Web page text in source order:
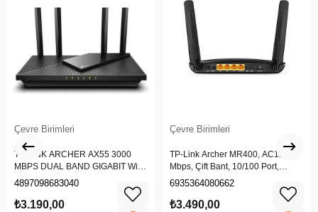
Çevre Birimleri
TP-LINK ARCHER AX55 3000
MBPS DUAL BAND GIGABIT Wi-Fi
6 ROUTER
4897098683040
₺3.190,00
Çevre Birimleri
TP-Link Archer MR400, AC1200
Mbps, Çift Bant, 10/100 Port,
4G/3G SIM Yuvası, Kablosuz 4G
6935364080662
₺3.490,00